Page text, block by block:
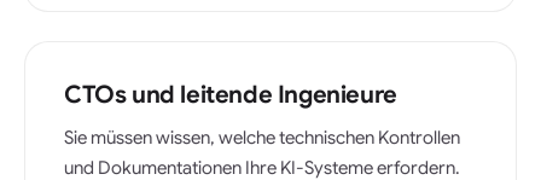
CTOs und leitende Ingenieure
Sie müssen wissen, welche technischen Kontrollen
und Dokumentationen Ihre KI-Systeme erfordern.